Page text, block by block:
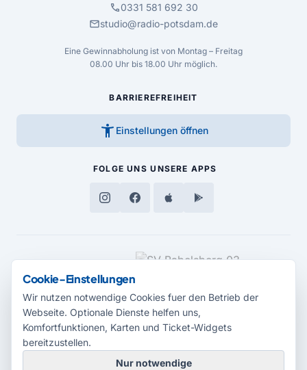
call0331 581 692 30
mailstudio@radio-potsdam.de
Eine Gewinnabholung ist von Montag – Freitag
08.00 Uhr bis 18.00 Uhr möglich.
BARRIEREFREIHEIT
accessibility_new Einstellungen öffnen
FOLGE UNS UNSERE APPS
MEDIENPARTNER
Cookie-Einstellungen
Wir nutzen notwendige Cookies fuer den Betrieb der
Webseite. Optionale Dienste helfen uns,
Komfortfunktionen, Karten und Ticket-Widgets
bereitzustellen.
Nur notwendige